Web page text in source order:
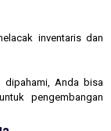
inventaris dan
dipahami, Anda bisa
pengembangan